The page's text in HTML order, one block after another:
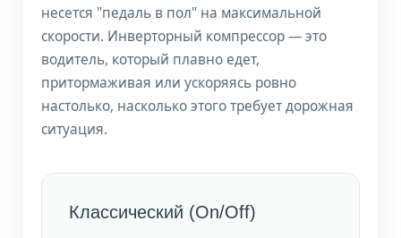
несется "педаль в пол" на максимальной
скорости. Инверторный компрессор — это
водитель, который плавно едет,
притормаживая или ускоряясь ровно
настолько, насколько этого требует дорожная
ситуация.
Классический (On/Off)